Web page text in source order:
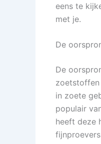
eens te
met je.
De
De
in zoete
populair
heeft deze